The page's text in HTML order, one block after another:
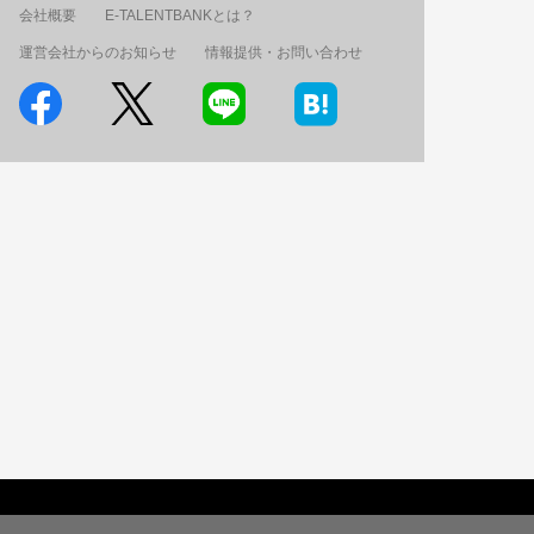
会社概要 E-TALENTBANKとは？
運営会社からのお知らせ 情報提供・お問い合わせ